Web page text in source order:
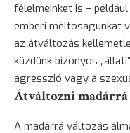
félelmeinket is –
emberi méltóságunkat
az átváltozás
küzdünk bizonyos
agresszió vagy a
Átváltozni madárrá
A madárrá változás